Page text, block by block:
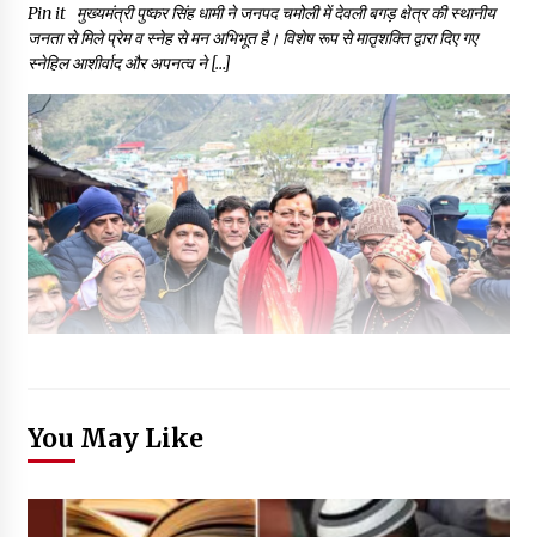
Pin it मुख्यमंत्री पुष्कर सिंह धामी ने जनपद चमोली में देवली बगड़ क्षेत्र की स्थानीय
जनता से मिले प्रेम व स्नेह से मन अभिभूत है। विशेष रूप से मातृशक्ति द्वारा दिए गए
स्नेहिल आशीर्वाद और अपनत्व ने […]
You May Like